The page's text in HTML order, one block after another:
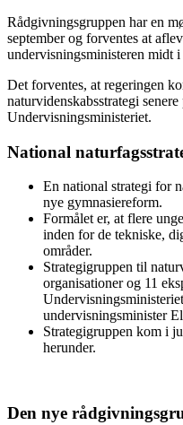
Rådgivningsgruppen har en
september og forventes at
undervisningsministeren midt i
Det forventes, at regeringen
naturvidenskabsstrategi
Undervisningsministeriet.
National
En national strategi for
nye gymnasiereform.
Formålet er, at flere
inden for de tekniske,
områder.
Strategigruppen til
organisationer og 11
undervisningsminister
Strategigruppen kom i
herunder.
Den nye